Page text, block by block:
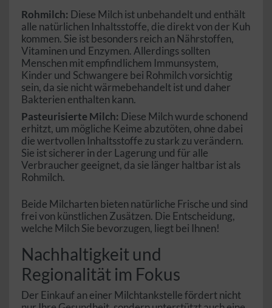
Rohmilch: Diese Milch ist unbehandelt und enthält
alle natürlichen Inhaltsstoffe, die direkt von der Kuh
kommen. Sie ist besonders reich an Nährstoffen,
Vitaminen und Enzymen. Allerdings sollten
Menschen mit empfindlichem Immunsystem,
Kinder und Schwangere bei Rohmilch vorsichtig
sein, da sie nicht wärmebehandelt ist und daher
Bakterien enthalten kann.
Pasteurisierte Milch: Diese Milch wurde schonend
erhitzt, um mögliche Keime abzutöten, ohne dabei
die wertvollen Inhaltsstoffe zu stark zu verändern.
Sie ist sicherer in der Lagerung und für alle
Verbraucher geeignet, da sie länger haltbar ist als
Rohmilch.
Beide Milcharten bieten natürliche Frische und sind
frei von künstlichen Zusätzen. Die Entscheidung,
welche Milch Sie bevorzugen, liegt bei Ihnen!
Nachhaltigkeit und
Regionalität im Fokus
Der Einkauf an einer Milchtankstelle fördert nicht